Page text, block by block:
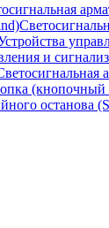
и
(кнопочный
останова